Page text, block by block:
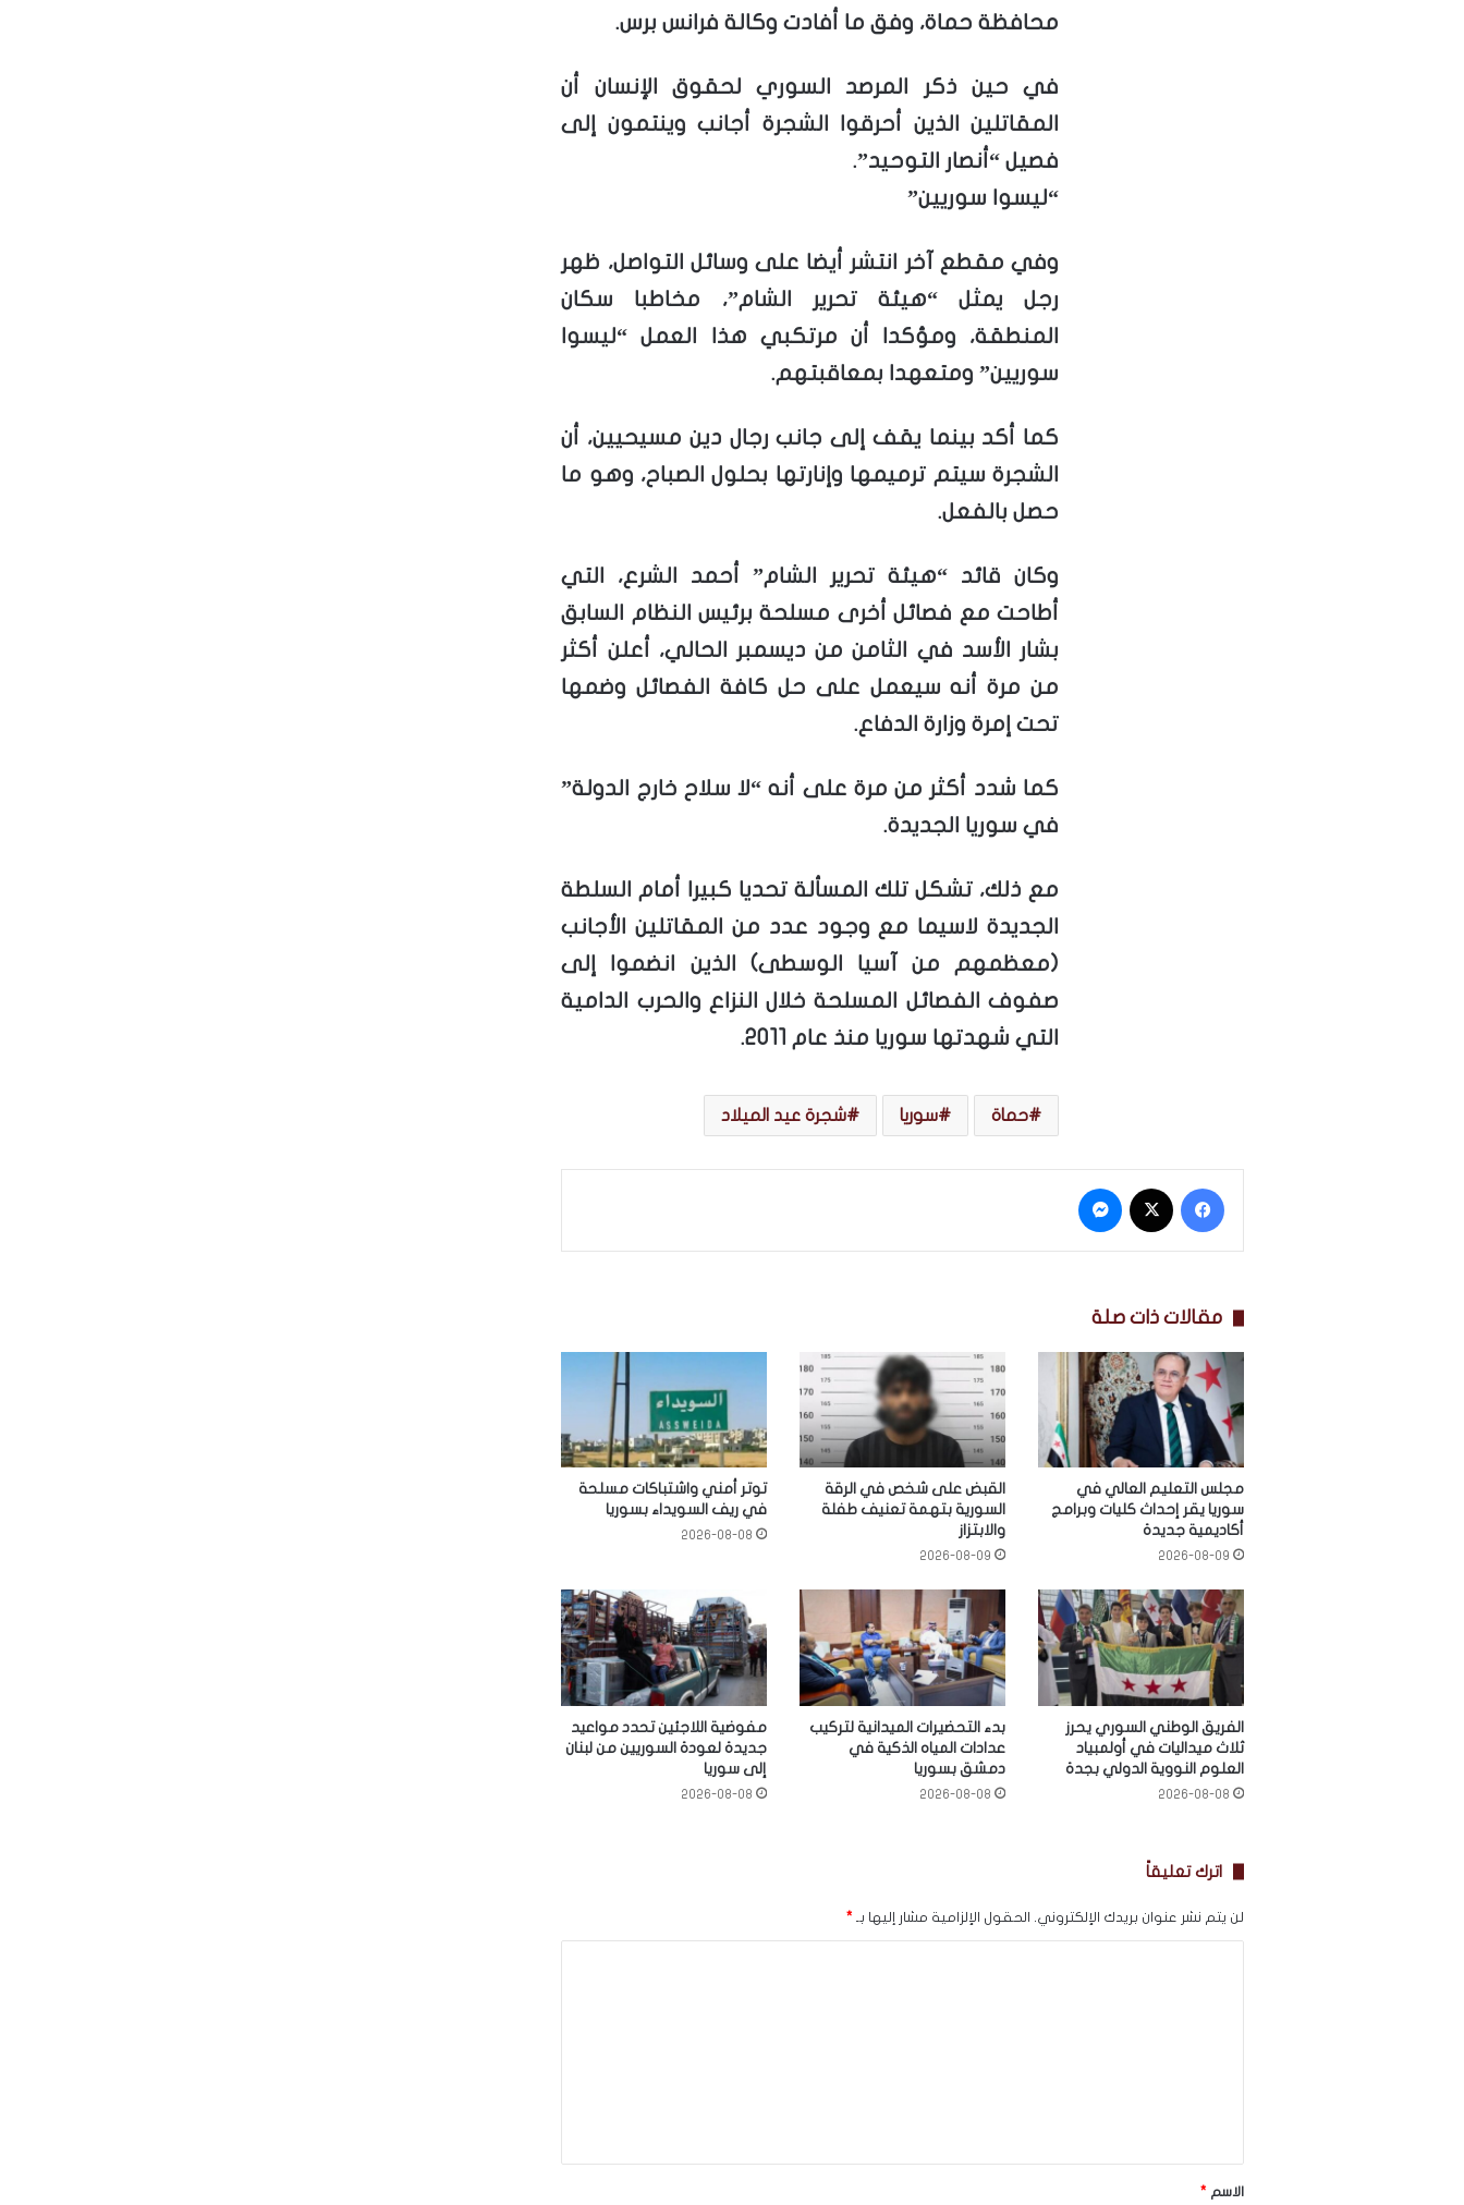
محافظة حماة، وفق ما أفادت وكالة فرانس برس.
في حين ذكر المرصد السوري لحقوق الإنسان أن
المقاتلين الذين أحرقوا الشجرة أجانب وينتمون إلى
فصيل “أنصار التوحيد”.
“ليسوا سوريين”
وفي مقطع آخر انتشر أيضا على وسائل التواصل، ظهر
رجل يمثل “هيئة تحرير الشام”، مخاطبا سكان
المنطقة، ومؤكدا أن مرتكبي هذا العمل “ليسوا
سوريين” ومتعهدا بمعاقبتهم.
كما أكد بينما يقف إلى جانب رجال دين مسيحيين، أن
الشجرة سيتم ترميمها وإنارتها بحلول الصباح، وهو ما
حصل بالفعل.
وكان قائد “هيئة تحرير الشام” أحمد الشرع، التي
أطاحت مع فصائل أخرى مسلحة برئيس النظام السابق
بشار الأسد في الثامن من ديسمبر الحالي، أعلن أكثر
من مرة أنه سيعمل على حل كافة الفصائل وضمها
تحت إمرة وزارة الدفاع.
كما شدد أكثر من مرة على أنه “لا سلاح خارج الدولة”
في سوريا الجديدة.
مع ذلك، تشكل تلك المسألة تحديا كبيرا أمام السلطة
الجديدة لاسيما مع وجود عدد من المقاتلين الأجانب
(معظمهم من آسيا الوسطى) الذين انضموا إلى
صفوف الفصائل المسلحة خلال النزاع والحرب الدامية
التي شهدتها سوريا منذ عام 2011.
حماة سوريا شجرة عيد الميلاد
فيسبوك
مقالات ذات صلة
مجلس التعليم العالي في
سوريا يقر إحداث كليات وبرامج
أكاديمية جديدة
2026-08-09
القبض على شخص في الرقة
السورية بتهمة تعنيف طفلة
والابتزاز
2026-08-09
توتر أمني واشتباكات مسلحة
في ريف السويداء بسوريا
2026-08-08
الفريق الوطني السوري يحرز
ثلاث ميداليات في أولمبياد
العلوم النووية الدولي بجدة
2026-08-08
بدء التحضيرات الميدانية لتركيب
عدادات المياه الذكية في
دمشق بسوريا
2026-08-08
مفوضية اللاجئين تحدد مواعيد
جديدة لعودة السوريين من لبنان
إلى سوريا
2026-08-08
اترك تعليقاً
لن يتم نشر عنوان بريدك الإلكتروني. الحقول الإلزامية مشار إليها بـ *
*
الاسم *